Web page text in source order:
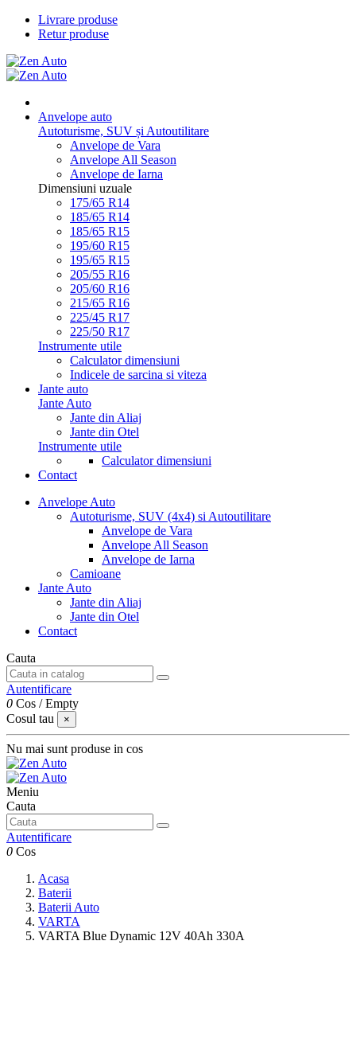
Livrare produse
Retur produse
Anvelope auto
Autoturisme, SUV și Autoutilitare
Anvelope de Vara
Anvelope All Season
Anvelope de Iarna
Dimensiuni uzuale
175/65 R14
185/65 R14
185/65 R15
195/60 R15
195/65 R15
205/55 R16
205/60 R16
215/65 R16
225/45 R17
225/50 R17
Instrumente utile
Calculator dimensiuni
Indicele de sarcina si viteza
Jante auto
Jante Auto
Jante din Aliaj
Jante din Otel
Instrumente utile
Calculator dimensiuni
Contact
Anvelope Auto
Autoturisme, SUV (4x4) si Autoutilitare
Anvelope de Vara
Anvelope All Season
Anvelope de Iarna
Camioane
Jante Auto
Jante din Aliaj
Jante din Otel
Contact
Cauta
Autentificare
0 Cos /Empty
Cosul tau
×
Nu mai sunt produse in cos
Meniu
Cauta
Autentificare
0 Cos
Acasa
Baterii
Baterii Auto
VARTA
VARTA Blue Dynamic 12V 40Ah 330A